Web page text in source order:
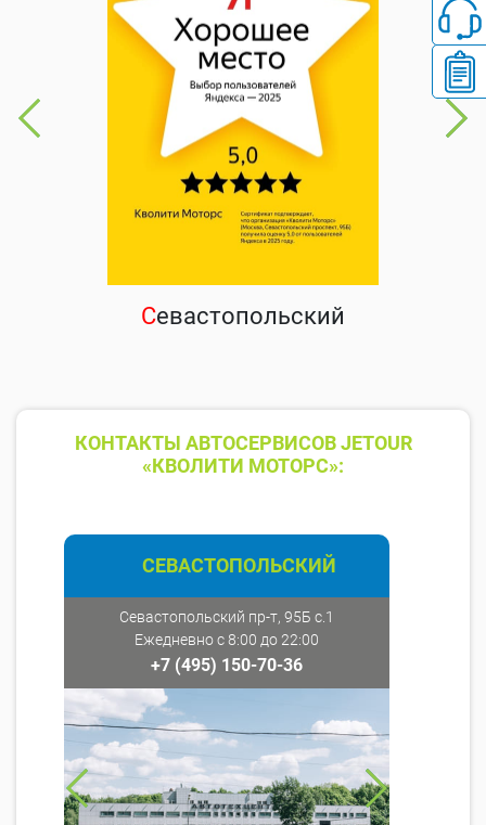
Севастопольский
КОНТАКТЫ АВТОСЕРВИСОВ JETOUR
«КВОЛИТИ МОТОРС»:
СЕВАСТОПОЛЬСКИЙ
Севастопольский пр-т, 95Б с.1
Ежедневно с 8:00 до 22:00
+7 (495) 150-70-36